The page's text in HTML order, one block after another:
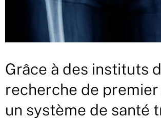
Grâce à des instituts
recherche de
un système de santé